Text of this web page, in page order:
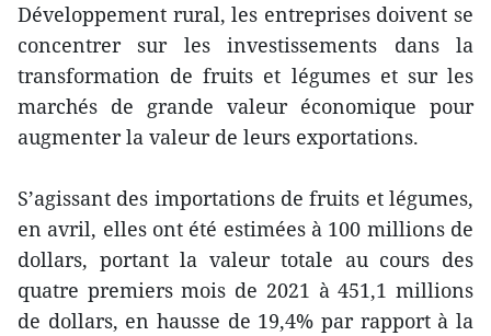
Développement rural, les entreprises doivent se
concentrer sur les investissements dans la
transformation de fruits et légumes et sur les
marchés de grande valeur économique pour
augmenter la valeur de leurs exportations.
S’agissant des importations de fruits et légumes,
en avril, elles ont été estimées à 100 millions de
dollars, portant la valeur totale au cours des
quatre premiers mois de 2021 à 451,1 millions
de dollars, en hausse de 19,4% par rapport à la